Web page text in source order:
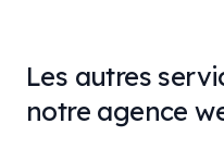
Les autres
notre agence